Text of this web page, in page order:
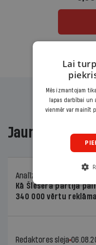
Jaunākajā
Analīze
Kā Šlesera partija
340 000 vērtu
Redaktores sleja
Lai
Mēs izmantojam
lapas darbībai un
vienmēr var mainīt